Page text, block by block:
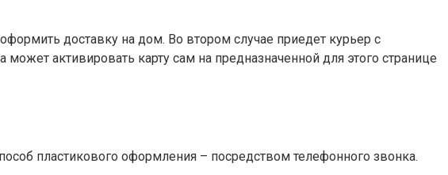
доставку на дом. Во втором случае приедет курьер с
активировать карту сам на предназначенной для этого странице
пластикового оформления – посредством телефонного звонка.